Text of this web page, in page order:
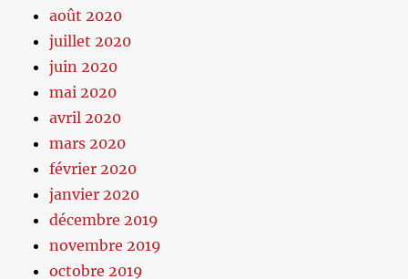
août 2020
juillet 2020
juin 2020
mai 2020
avril 2020
mars 2020
février 2020
janvier 2020
décembre 2019
novembre 2019
octobre 2019